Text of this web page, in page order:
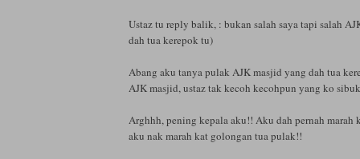
Ustaz tu reply balik, : bukan salah saya tapi salah
dah tua kerepok tu)
Abang aku tanya pulak AJK masjid yang dah tua
AJK masjid, ustaz tak kecoh kecohpun yang ko
Arghhh, pening kepala aku!! Aku dah pernah marah
aku nak marah kat golongan tua pulak!!